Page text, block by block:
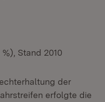
Stand 2010
der
erfolgte die